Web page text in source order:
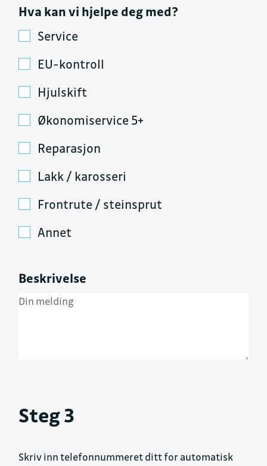
Hva kan vi hjelpe deg med?
Service
EU-kontroll
Hjulskift
Økonomiservice 5+
Reparasjon
Lakk / karosseri
Frontrute / steinsprut
Annet
Beskrivelse
Steg 3
Skriv inn telefonnummeret ditt for automatisk